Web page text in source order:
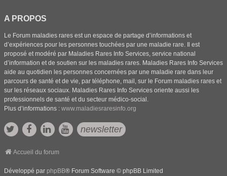
A PROPOS
Le Forum maladies rares est un espace de partage d’informations et
d’expériences pour les personnes touchées par une maladie rare. Il est
proposé et modéré par Maladies Rares Info Services, service national
d’information et de soutien sur les maladies rares. Maladies Rares Info Services
aide au quotidien les personnes concernées par une maladie rare dans leur
parcours de santé et de vie, par téléphone, mail, sur le Forum maladies rares et
sur les réseaux sociaux. Maladies Rares Info Services oriente aussi les
professionnels de santé et du secteur médico-social.
Plus d’informations : www.maladiesraresinfo.org
newsletter
Accueil du forum
Développé par phpBB® Forum Software © phpBB Limited